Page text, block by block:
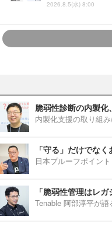
2026.8.5(水) 8:00
脆弱性診断の内製
内製化支援の取り組
「守る」だけでな
日本プルーフポイン
「脆弱性管理はレ
Tenable 阿部淳平が